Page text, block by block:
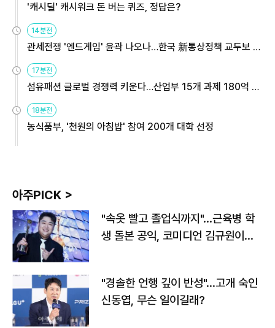
'캐시딜' 캐시워크 돈 버는 퀴즈, 정답은?
14분전
관세전쟁 '엔드게임' 윤곽 나오나…한국 新통상정책 교두보 활
용해야
17분전
섬유패션 글로벌 경쟁력 키운다…산업부 15개 과제 180억 지
원
18분전
농식품부, '천원의 아침밥' 참여 200개 대학 선정
아주PICK >
"속옷 빨고 졸업식까지"…근육병 학
생 돌본 공익, 코미디언 김규원이었
"경솔한 언행 깊이 반성"…고개 숙인
신동엽, 무슨 일이길래?